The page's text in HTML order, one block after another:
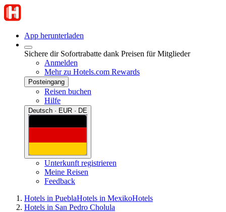
App herunterladen
Sichere dir Sofortrabatte dank Preisen für Mitglieder
Anmelden
Mehr zu Hotels.com Rewards
Posteingang
Reisen buchen
Hilfe
Deutsch · EUR · DE
Unterkunft registrieren
Meine Reisen
Feedback
Hotels in PueblaHotels in MexikoHotels
Hotels in San Pedro Cholula